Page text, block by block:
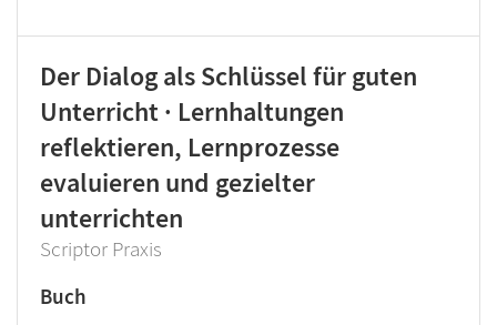
Der Dialog als Schlüssel für guten
Unterricht · Lernhaltungen
reflektieren, Lernprozesse
evaluieren und gezielter
unterrichten
Scriptor Praxis
Buch